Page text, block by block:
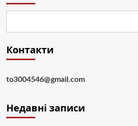
Контакти
to3004546@gmail.com
Недавні записи